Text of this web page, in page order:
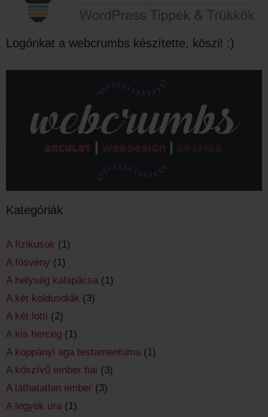
Logónkat a webcrumbs készítette, köszi! :)
Kategóriák
A fizikusok (1)
A fösvény (1)
A helység kalapácsa (1)
A két koldusdiák (3)
A két lotti (2)
A kis herceg (1)
A koppányi aga testamentuma (1)
A kőszívű ember fiai (3)
A láthatatlan ember (3)
A legyek ura (1)